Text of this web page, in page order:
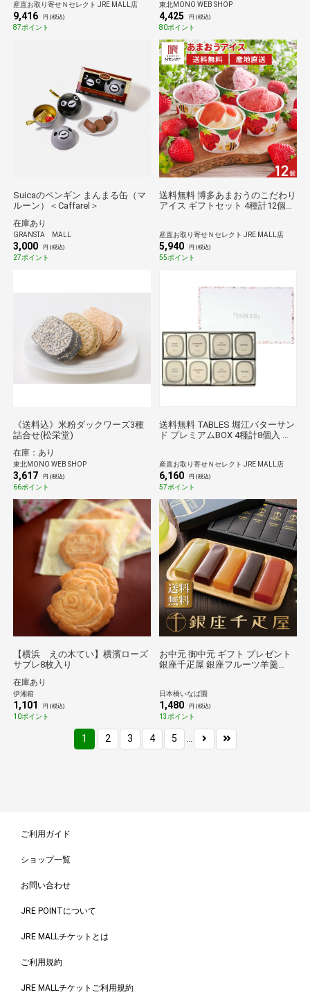
産直お取り寄せＮセレクト JRE MALL店
9,416 円 (税込)
87ポイント
東北MONO WEB SHOP
4,425 円 (税込)
80ポイント
Suicaのペンギン まんまる缶（マ
ルーン）＜Caffarel＞
在庫あり
GRANSTA MALL
3,000 円 (税込)
27ポイント
送料無料 博多あまおうのこだわり
アイス ギフトセット 4種計12個
可】
産直お取り寄せＮセレクト JRE MALL店
5,940 円 (税込)
55ポイント
《送料込》米粉ダックワーズ3種
詰合せ(松栄堂)
在庫：あり
東北MONO WEB SHOP
3,617 円 (税込)
66ポイント
送料無料 TABLES 堀江バターサン
ド プレミアムBOX 4種計8個入 バ
産直お取り寄せＮセレクト JRE MALL店
6,160 円 (税込)
57ポイント
【横浜 えの木てい】横濱ローズ
サブレ8枚入り
在庫あり
伊湘箱
1,101 円 (税込)
10ポイント
お中元 御中元 ギフト プレゼント
銀座千疋屋 銀座フルーツ羊羹
日本橋いなば園
1,480 円 (税込)
13ポイント
1 2 3 4 5
ご利用ガイド
ショップ一覧
お問い合わせ
JRE POINTについて
JRE MALLチケットとは
ご利用規約
JRE MALLチケットご利用規約